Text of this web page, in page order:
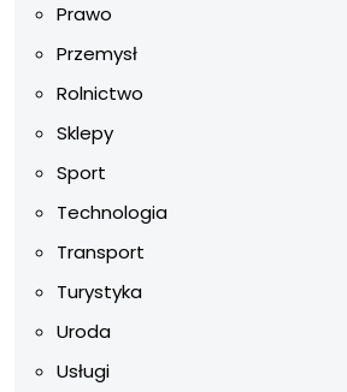
Prawo
Przemysł
Rolnictwo
Sklepy
Sport
Technologia
Transport
Turystyka
Uroda
Usługi